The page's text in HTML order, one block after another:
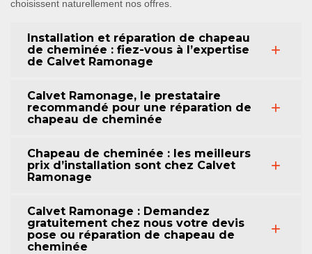
choisissent naturellement nos offres.
Installation et réparation de chapeau
de cheminée : fiez-vous à l’expertise
de Calvet Ramonage
Calvet Ramonage, le prestataire
recommandé pour une réparation de
chapeau de cheminée
Chapeau de cheminée : les meilleurs
prix d’installation sont chez Calvet
Ramonage
Calvet Ramonage : Demandez
gratuitement chez nous votre devis
pose ou réparation de chapeau de
cheminée